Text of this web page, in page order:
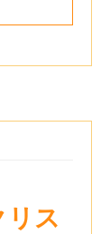
リス